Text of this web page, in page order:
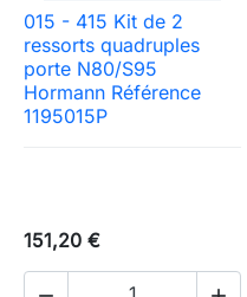
015 - 415 Kit de 2
ressorts quadruples
porte N80/S95
Hormann Référence
1195015P
151,20 €